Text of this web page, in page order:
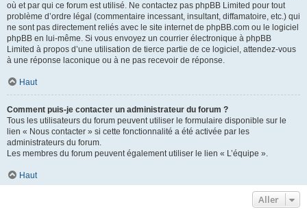
où et par qui ce forum est utilisé. Ne contactez pas phpBB Limited pour tout
problème d’ordre légal (commentaire incessant, insultant, diffamatoire, etc.) qui
ne sont pas directement reliés avec le site internet de phpBB.com ou le logiciel
phpBB en lui-même. Si vous envoyez un courrier électronique à phpBB
Limited à propos d’une utilisation de tierce partie de ce logiciel, attendez-vous
à une réponse laconique ou à ne pas recevoir de réponse.
Haut
Comment puis-je contacter un administrateur du forum ?
Tous les utilisateurs du forum peuvent utiliser le formulaire disponible sur le
lien « Nous contacter » si cette fonctionnalité a été activée par les
administrateurs du forum.
Les membres du forum peuvent également utiliser le lien « L’équipe ».
Haut
Aller